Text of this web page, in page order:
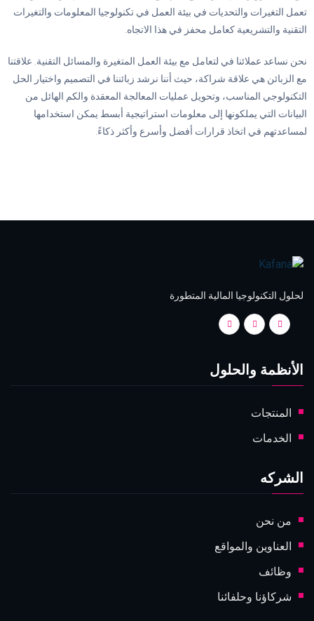
تعمل التغيرات والتحديات في بيئة العمل في تكنولوجيا المعلومات والتغيرات
التقنية والتشريعية كعامل محفز في هذا الاتجاه.
نحن نساعد عملائنا في لتعامل مع بيئة العمل المتغيرة والمسائل التقنية. علاقتنا
مع الزبائن هي علاقة شراكة، حيث أننا نرشد زبائننا في التصميم واختيار الحل
التكنولوجي المناسب، وتحويل عمليات المعالجة المعقدة والكم الهائل من
البيانات التي يملكونها إلى معلومات استراتيجية أبسط يمكن استخدامها
لمساعدتهم في اتخاذ قرارات أفضل وأسرع وأكثر ذكاءً.
لحلول التكنولوجيا المالية المتطورة
الأنظمة والحلول
المنتجات
الخدمات
الشركه
من نحن
العناوين والمواقع
وظائف
شركاؤنا وحلفائنا